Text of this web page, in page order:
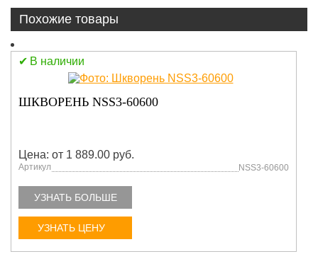
Похожие товары
В наличии
ШКВОРЕНЬ NSS3-60600
Цена: от 1 889.00 руб.
Артикул NSS3-60600
УЗНАТЬ БОЛЬШЕ
УЗНАТЬ ЦЕНУ